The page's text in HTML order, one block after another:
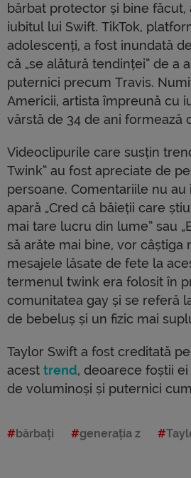
bărbat protector și bine făcut,
iubitul lui Swift. TikTok,
adolescenți, a fost inundată
că „se alătură tendinței” de a
puternici precum Travis.
Americii, artista împreună cu
vârstă de 34 de ani formează
Videoclipurile care susțin
Twink” au fost apreciate de
persoane. Comentariile nu au
apară „Cred că băieții care
mai tare lucru din lume” sau
să arăte mai bine, vor câștiga
mesajele lăsate de fete la
termenul twink era folosit în
comunitatea gay și se referă
de bebeluș și un fizic mai
Taylor Swift a fost creditată
acest trend, deoarece foștii ei
de voluminoși și puternici
bărbați generația z